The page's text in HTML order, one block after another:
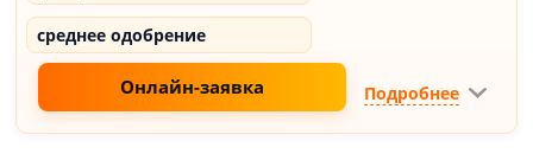
среднее одобрение
Онлайн-заявка Подробнее